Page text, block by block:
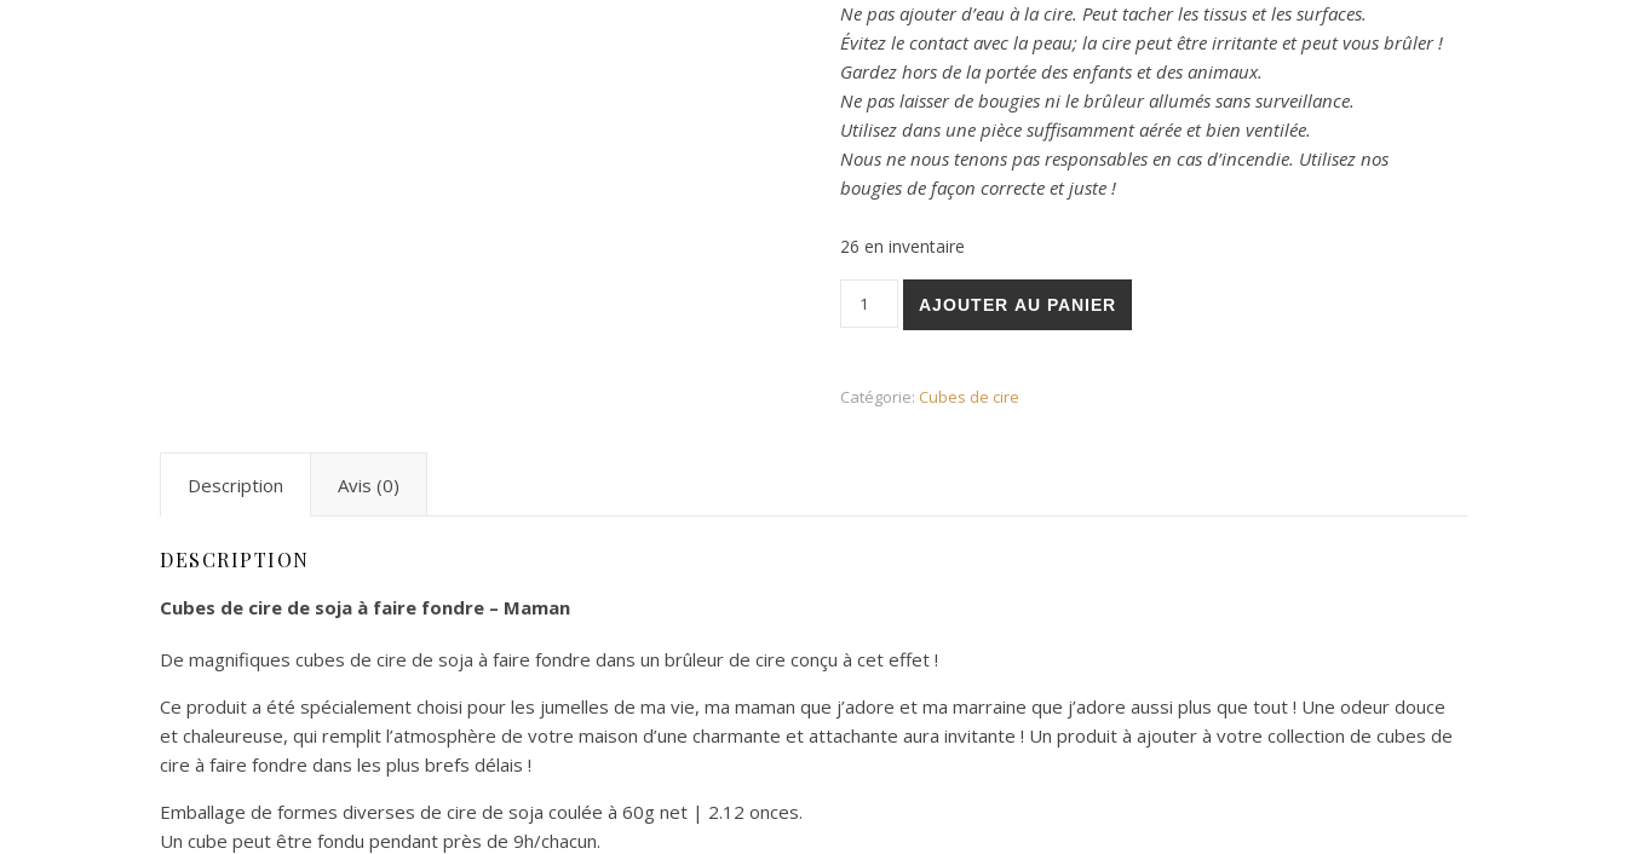
Ne pas ajouter d’eau à la cire. Peut tacher les tissus et les surfaces.
Évitez le contact avec la peau; la cire peut être irritante et peut vous brûler !
Gardez hors de la portée des enfants et des animaux.
Ne pas laisser de bougies ni le brûleur allumés sans surveillance.
Utilisez dans une pièce suffisamment aérée et bien ventilée.
Nous ne nous tenons pas responsables en cas d’incendie. Utilisez nos
bougies de façon correcte et juste !
26 en inventaire
quantité de Cubes de cire de soja à faire fondre – Maman
AJOUTER AU PANIER
Catégorie: Cubes de cire
Description Avis (0)
DESCRIPTION
Cubes de cire de soja à faire fondre – Maman
De magnifiques cubes de cire de soja à faire fondre dans un brûleur de cire conçu à cet effet !
Ce produit a été spécialement choisi pour les jumelles de ma vie, ma maman que j’adore et ma marraine que j’adore aussi plus que tout ! Une odeur douce
et chaleureuse, qui remplit l’atmosphère de votre maison d’une charmante et attachante aura invitante ! Un produit à ajouter à votre collection de cubes de
cire à faire fondre dans les plus brefs délais !
Emballage de formes diverses de cire de soja coulée à 60g net | 2.12 onces.
Un cube peut être fondu pendant près de 9h/chacun.